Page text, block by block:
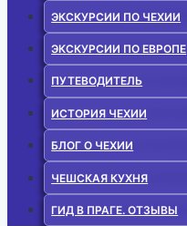
ЭКСКУРСИИ ПО ЧЕХИИ
ЭКСКУРСИИ ПО ЕВРОПЕ
ПУТЕВОДИТЕЛЬ
ИСТОРИЯ ЧЕХИИ
БЛОГ О ЧЕХИИ
ЧЕШСКАЯ КУХНЯ
ГИД В ПРАГЕ. ОТЗЫВЫ